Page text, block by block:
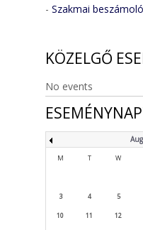
- Szakmai beszámoló
KÖZELGŐ
No events
M T W
3 4 5
10 11 12